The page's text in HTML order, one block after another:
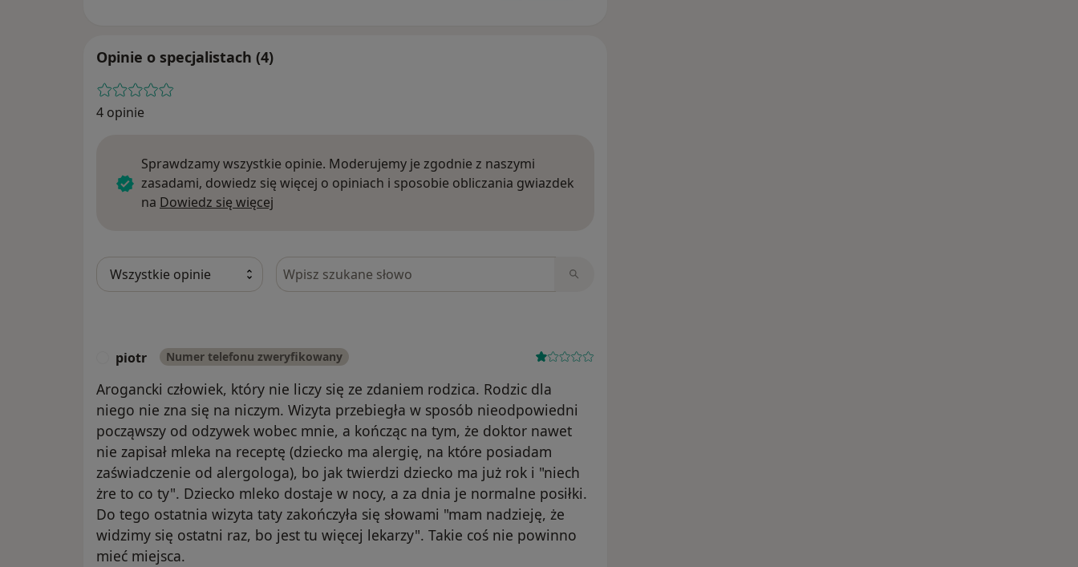
Opinie o specjalistach (4)
4 opinie
Sprawdzamy wszystkie opinie. Moderujemy je zgodnie z naszymi
zasadami, dowiedz się więcej o opiniach i sposobie obliczania gwiazdek
na Dowiedz się więcej
Szukaj w opiniach
piotr Numer telefonu zweryfikowany
Arogancki człowiek, który nie liczy się ze zdaniem rodzica. Rodzic dla
niego nie zna się na niczym. Wizyta przebiegła w sposób nieodpowiedni
począwszy od odzywek wobec mnie, a kończąc na tym, że doktor nawet
nie zapisał mleka na receptę (dziecko ma alergię, na które posiadam
zaświadczenie od alergologa), bo jak twierdzi dziecko ma już rok i "niech
żre to co ty". Dziecko mleko dostaje w nocy, a za dnia je normalne posiłki.
Do tego ostatnia wizyta taty zakończyła się słowami "mam nadzieję, że
widzimy się ostatni raz, bo jest tu więcej lekarzy". Takie coś nie powinno
mieć miejsca.